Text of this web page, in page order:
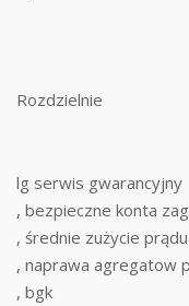
Rozdzielnie
lg serwis gwarancyjny
, bezpieczne konta
, średnie zużycie
, naprawa agregatow
, bgk